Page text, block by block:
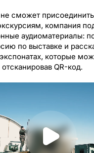
сможет
компания
аудиоматериалы:
по выставке и
которые
QR-код.